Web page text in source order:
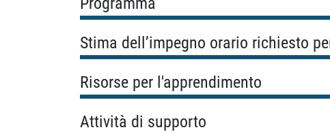
Stima dell’impegno orario richiesto
Risorse per l'apprendimento
Attività di supporto